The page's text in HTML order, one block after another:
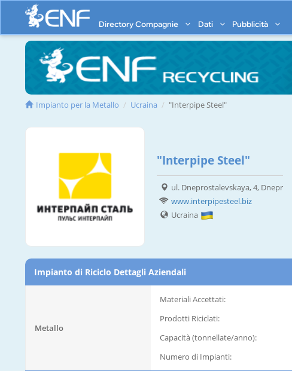
Directory Compagnie Dati Pubblicità
Impianto per la Metallo Ucraina "Interpipe Steel"
"Interpipe Steel"
ul. Dneprostalevskaya, 4, Dnepr
www.interpipesteel.biz
Ucraina
Impianto di Riciclo Dettagli Aziendali
Metallo
Materiali Accettati:
Prodotti Riciclati:
Capacità (tonnellate/anno):
Numero di Impianti: